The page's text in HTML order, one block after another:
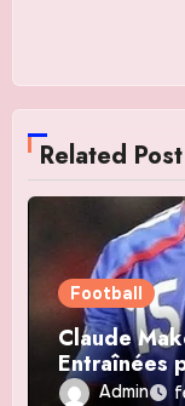
Related Post
Football
Claude
Entraînées
Terrain
Admin